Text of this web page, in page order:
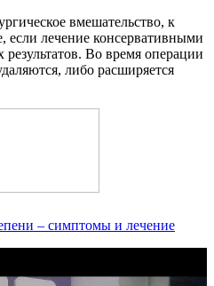
вмешательство, к
если лечение консервативными
Во время операции
либо расширяется
– симптомы и лечение